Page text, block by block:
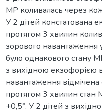
МР коливалась через
У 2 дітей констатована
протягом 3 хвилин
зорового
було однакового стану
з вихідною екзофорією
навантаження відмічена
протягом 3 хвилин стан
+0,5°. У 2 дітей з